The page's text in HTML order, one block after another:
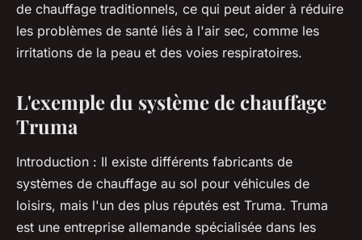
de chauffage traditionnels, ce qui peut aider à réduire
les problèmes de santé liés à l'air sec, comme les
irritations de la peau et des voies respiratoires.
L'exemple du système de chauffage
Truma
Introduction : Il existe différents fabricants de
systèmes de chauffage au sol pour véhicules de
loisirs, mais l'un des plus réputés est Truma. Truma
est une entreprise allemande spécialisée dans les